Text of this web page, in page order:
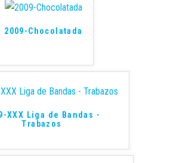
2009-Chocolatada
XXX Liga de Bandas -
Trabazos